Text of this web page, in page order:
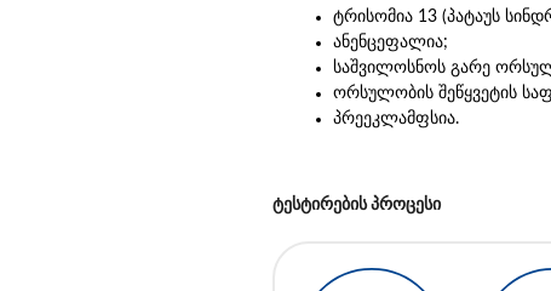
ტრისომია 13 (პატაუს
ანენცეფალია;
საშვილოსნოს გარე
ორსულობის შეწყვეტის
პრეეკლამფსია.
ტესტირების პროცესი